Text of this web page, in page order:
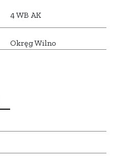
4 WB AK
Okręg Wilno